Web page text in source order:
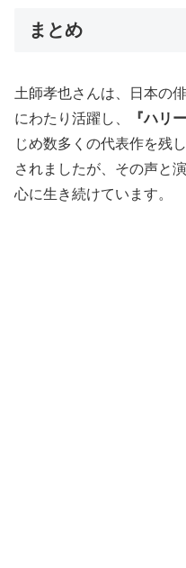
まとめ
土師孝也さんは、日本の
にわたり活躍し、
『ハリ
じめ数多くの代表作を残
されましたが、その声と
心に生き続けています。